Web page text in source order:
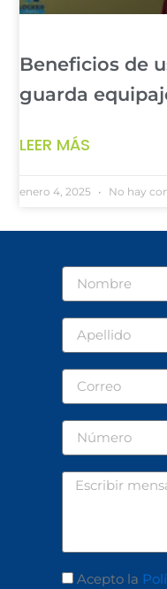
Beneficios de
guarda
LEER MÁS
enero 4, 2025 No hay
Nombre
Apellido
Correo
Número
Mensaje
Aceptación
Acepto la